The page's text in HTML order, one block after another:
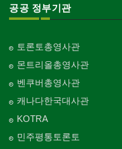
공공 정부기관
토론토총영사관
몬트리올총영사관
벤쿠버총영사관
캐나다한국대사관
KOTRA
민주평통토론토